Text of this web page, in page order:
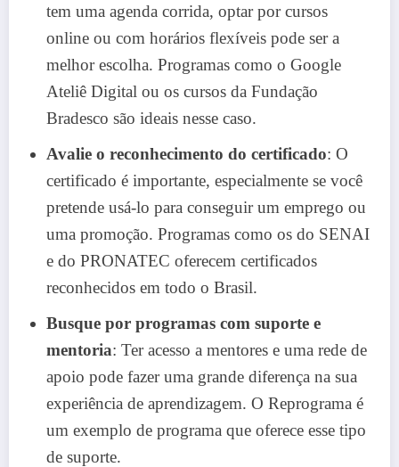
tem uma agenda corrida, optar por cursos
online ou com horários flexíveis pode ser a
melhor escolha. Programas como o Google
Ateliê Digital ou os cursos da Fundação
Bradesco são ideais nesse caso.
Avalie o reconhecimento do certificado: O
certificado é importante, especialmente se você
pretende usá-lo para conseguir um emprego ou
uma promoção. Programas como os do SENAI
e do PRONATEC oferecem certificados
reconhecidos em todo o Brasil.
Busque por programas com suporte e
mentoria: Ter acesso a mentores e uma rede de
apoio pode fazer uma grande diferença na sua
experiência de aprendizagem. O Reprograma é
um exemplo de programa que oferece esse tipo
de suporte.